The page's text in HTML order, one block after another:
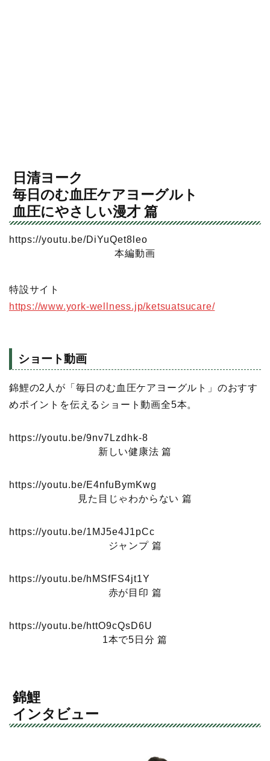
日清ヨーク
毎日のむ血圧ケアヨーグルト
血圧にやさしい漫才 篇
https://youtu.be/DiYuQet8leo
本編動画
特設サイト
https://www.york-wellness.jp/ketsuatsucare/
ショート動画
錦鯉の2人が「毎日のむ血圧ケアヨーグルト」のおすす
めポイントを伝えるショート動画全5本。
https://youtu.be/9nv7Lzdhk-8
新しい健康法 篇
https://youtu.be/E4nfuBymKwg
見た目じゃわからない 篇
https://youtu.be/1MJ5e4J1pCc
ジャンプ 篇
https://youtu.be/hMSfFS4jt1Y
赤が目印 篇
https://youtu.be/httO9cQsD6U
1本で5日分 篇
錦鯉
インタビュー